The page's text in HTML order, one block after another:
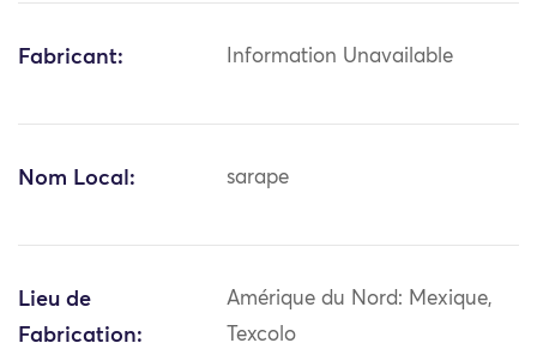
Fabricant: Information Unavailable
Nom Local: sarape
Lieu de
Fabrication:
Amérique du Nord: Mexique,
Texcolo